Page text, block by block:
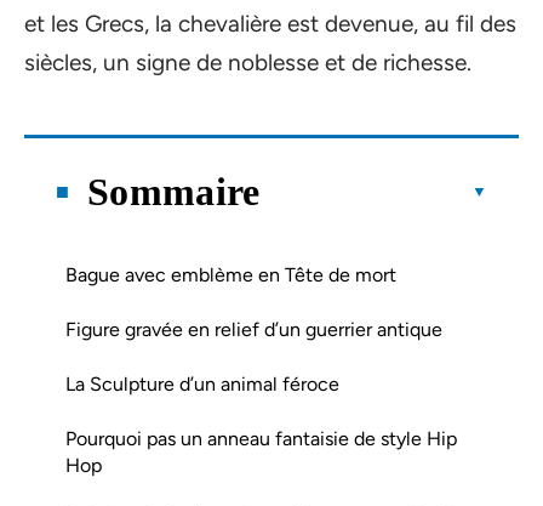
et les Grecs, la chevalière est devenue, au fil des
siècles, un signe de noblesse et de richesse.
Sommaire
Bague avec emblème en Tête de mort
Figure gravée en relief d’un guerrier antique
La Sculpture d’un animal féroce
Pourquoi pas un anneau fantaisie de style Hip
Hop